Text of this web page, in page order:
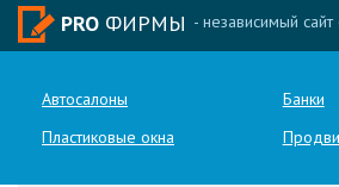
PRO ФИРМЫ - независимый
Автосалоны Банки
Пластиковые окна